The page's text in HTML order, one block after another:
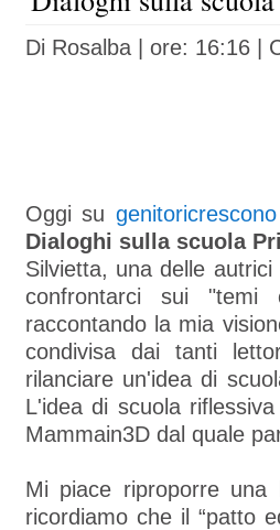
Di Rosalba| ore: 16:16 |
Oggi sugenitoricrescono
Dialoghi sulla scuola
Silvietta, una delle
confrontarci sui
raccontando la mia
condivisa dai tanti
rilanciare un'idea di
L'idea di scuola
Mammain3D dal quale
Mi piace riproporre una
ricordiamo che il “patto